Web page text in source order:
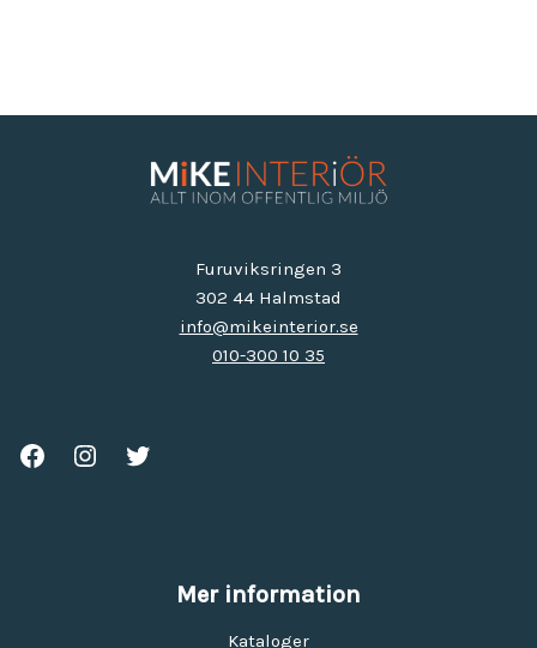
Furuviksringen 3
302 44 Halmstad
info@mikeinterior.se
010-300 10 35
Mer information
Kataloger